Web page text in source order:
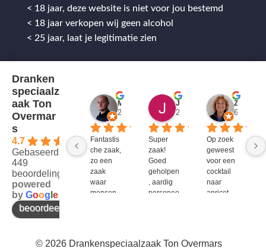
< 18 jaar, deze website is niet voor jou bestemd
< 18 jaar verkopen wij geen alcohol
< 25 jaar, laat je legitimatie zien
Dranken
speciaalz
aak Ton
Overmar
s
4.7
Gebaseerd op
449
beoordelingen
powered
by Goog e
beoordeel ons op
2 jaar geleden
Fantastis
che zaak,
zo een
zaak
waar
mensen
enthousi
2 jaar geleden
Super
zaak!
Goed
geholpen
, aardig
personee
6 jaar
Op zoek
geweest
voor een
cocktail
naar
apricot
niet te
© 2026 Drankenspeciaalzaak Ton Overmars